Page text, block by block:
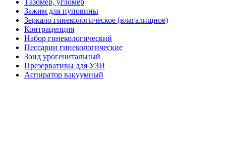
Зажим для пуповины
Зеркало гинекологическое (влагалищное)
Контрацепция
Набор гинекологический
Пессарии гинекологические
Зонд урогенитальный
Презервативы для УЗИ
Аспиратор вакуумный